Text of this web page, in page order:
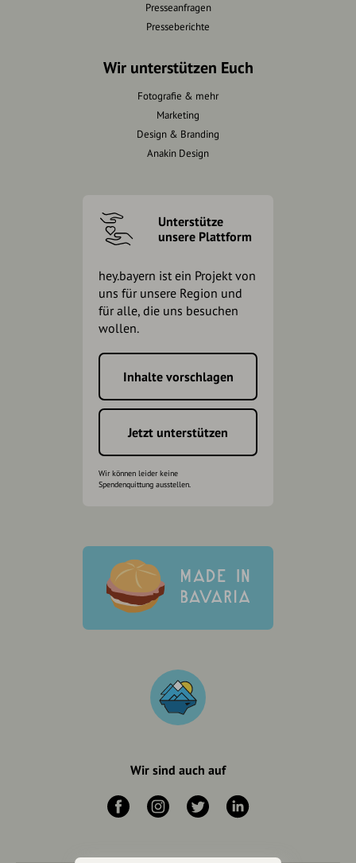
Presseanfragen
Presseberichte
Wir unterstützen Euch
Fotografie & mehr
Marketing
Design & Branding
Anakin Design
Unterstütze
unsere Plattform
hey.bayern ist ein Projekt von
uns für unsere Region und
für alle, die uns besuchen
wollen.
Inhalte vorschlagen
Jetzt unterstützen
Wir können leider keine
Spendenquittung ausstellen.
Wir sind auch auf